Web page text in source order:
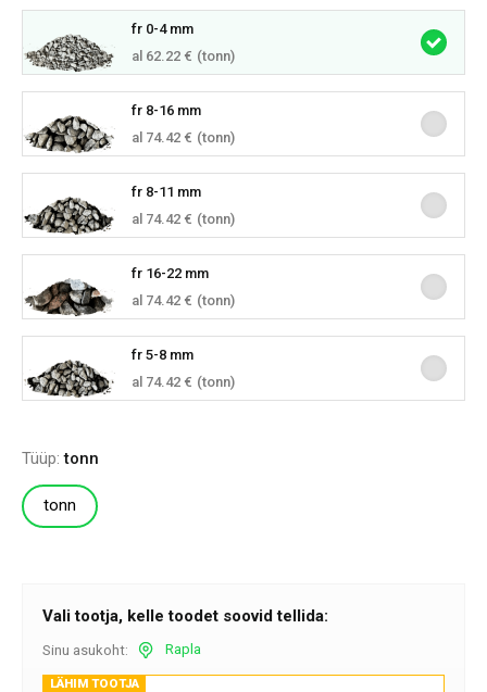
fr 0-4 mm
al 62.22 € (tonn)
fr 8-16 mm
al 74.42 € (tonn)
fr 8-11 mm
al 74.42 € (tonn)
fr 16-22 mm
al 74.42 € (tonn)
fr 5-8 mm
al 74.42 € (tonn)
Tüüp:tonn
tonn
Vali tootja, kelle toodet soovid tellida:
Sinu asukoht: Rapla
LÄHIM TOOTJA